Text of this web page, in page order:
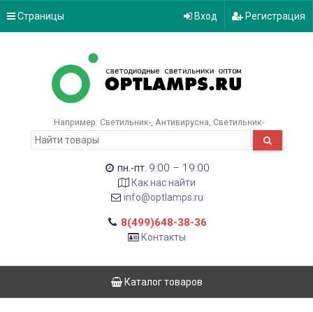
Страницы Вход Регистрация
Например: Светильник- Антивирусна Светильник-
пн.-пт. 9:00 – 19:00
Как нас найти
info@optlamps.ru
8(499)648-38-36
Контакты
Каталог товаров